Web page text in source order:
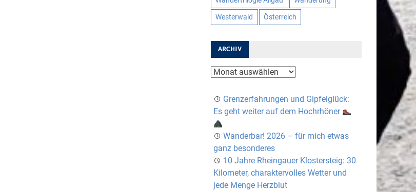
Westerwald Österreich
ARCHIV
Archiv
Grenzerfahrungen und Gipfelglück:
Es geht weiter auf dem Hochrhöner
Wanderbar! 2026 – für mich etwas
ganz besonderes
10 Jahre Rheingauer Klostersteig: 30
Kilometer, charaktervolles Wetter und
jede Menge Herzblut